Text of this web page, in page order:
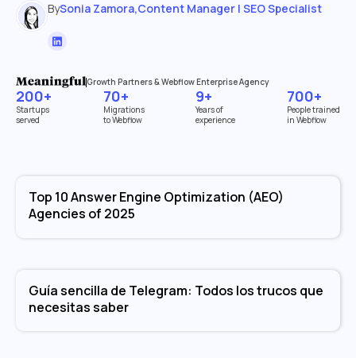
BySonia Zamora,Content Manager | SEO Specialist
Growth Partners & Webflow Enterprise Agency
200+
Startups
served
70+
Migrations
to Webflow
9+
Years of
experience
700+
People trained
in Webflow
Top 10 Answer Engine Optimization (AEO)
Agencies of 2025
Guía sencilla de Telegram: Todos los trucos que
necesitas saber